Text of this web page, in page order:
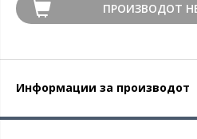
ПРОИЗВОДОТ
Информации за производот